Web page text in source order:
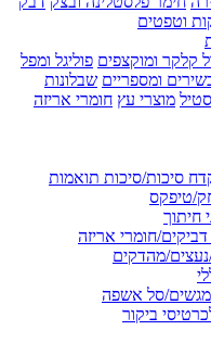
וטפטים
קלקר ומוקצפים פוליגל ומפל
ומספריים שבלונות
מוצרי עץ חומרי אריזה
סיכות/סיכות תואמות
טיפקס
חיתוך
חומרי אריזה
נעצים/מהדקים
סל אשפה
ביקור